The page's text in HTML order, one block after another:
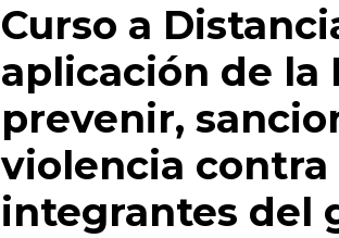
Curso a
aplicación de la
prevenir,
violencia contra
integrantes del